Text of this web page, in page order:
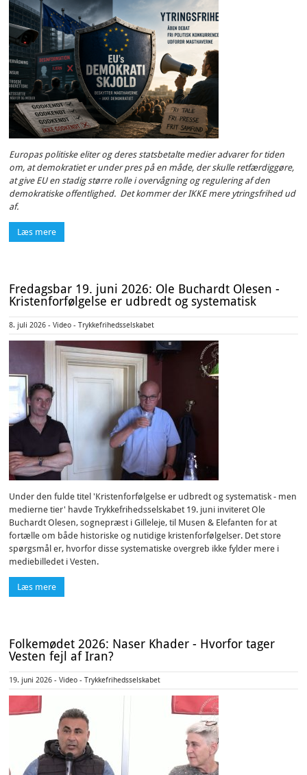
Europas politiske eliter og deres statsbetalte medier advarer for tiden
om, at demokratiet er under pres på en måde, der skulle retfærdiggøre,
at give EU en stadig større rolle i overvågning og regulering af den
demokratiske offentlighed. Det kommer der IKKE mere ytringsfrihed ud
af.
Læs mere
Fredagsbar 19. juni 2026: Ole Buchardt Olesen -
Kristenforfølgelse er udbredt og systematisk
8. juli 2026 - Video - Trykkefrihedsselskabet
Under den fulde titel 'Kristenforfølgelse er udbredt og systematisk - men
medierne tier' havde Trykkefrihedsselskabet 19. juni inviteret Ole
Buchardt Olesen, sognepræst i Gilleleje, til Musen & Elefanten for at
fortælle om både historiske og nutidige kristenforfølgelser. Det store
spørgsmål er, hvorfor disse systematiske overgreb ikke fylder mere i
mediebilledet i Vesten.
Læs mere
Folkemødet 2026: Naser Khader - Hvorfor tager
Vesten fejl af Iran?
19. juni 2026 - Video - Trykkefrihedsselskabet